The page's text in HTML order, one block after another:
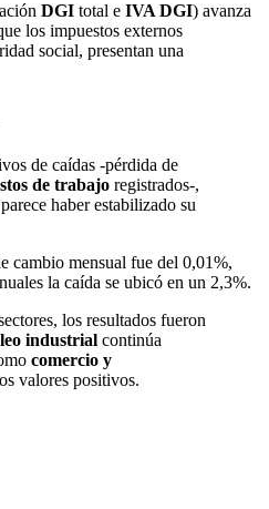
DGI total e IVA DGI) avanza
los impuestos externos
social, presentan una
de caídas -pérdida de
de trabajo registrados-,
parece haber estabilizado su
cambio mensual fue del 0,01%,
la caída se ubicó en un 2,3%.
los resultados fueron
industrial continúa
comercio y
valores positivos.